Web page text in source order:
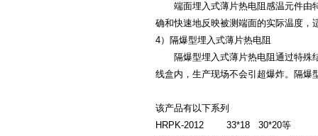
端面埋入式薄片热电阻感温元件由特
确和快速地反映被测端面的实际温度
4）隔爆型埋入式薄片热电阻
隔爆型埋入式薄片热电阻通过特殊结
线盒内，生产现场不会引超爆炸。隔爆
该产品有以下系列
HRPK-2012 33*18 30*20等